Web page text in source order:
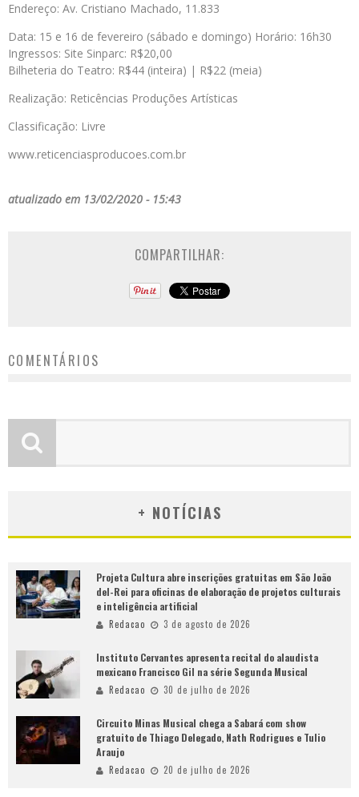
Endereço: Av. Cristiano Machado, 11.833
Data: 15 e 16 de fevereiro (sábado e domingo) Horário: 16h30
Ingressos: Site Sinparc: R$20,00
Bilheteria do Teatro: R$44 (inteira) | R$22 (meia)
Realização: Reticências Produções Artísticas
Classificação: Livre
www.reticenciasproducoes.com.br
atualizado em 13/02/2020 - 15:43
COMPARTILHAR:
COMENTÁRIOS
+ NOTÍCIAS
Projeta Cultura abre inscrições gratuitas em São João
del-Rei para oficinas de elaboração de projetos culturais
e inteligência artificial
Redacao 3 de agosto de 2026
Instituto Cervantes apresenta recital do alaudista
mexicano Francisco Gil na série Segunda Musical
Redacao 30 de julho de 2026
Circuito Minas Musical chega a Sabará com show
gratuito de Thiago Delegado, Nath Rodrigues e Tulio
Araujo
Redacao 20 de julho de 2026